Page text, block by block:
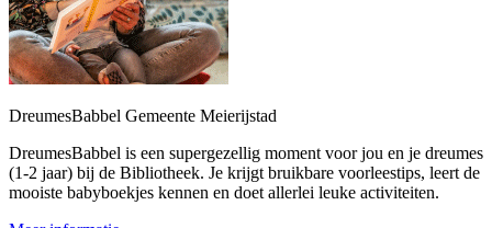
DreumesBabbel Gemeente Meierijstad
DreumesBabbel is een supergezellig moment voor jou en je dreumes
(1-2 jaar) bij de Bibliotheek. Je krijgt bruikbare voorleestips, leert de
mooiste babyboekjes kennen en doet allerlei leuke activiteiten.